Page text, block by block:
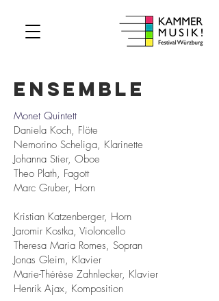
ensemble
Monet Quintett
Daniela Koch, Flöte
Nemorino Scheliga, Klarinette
Johanna Stier, Oboe
Theo Plath, Fagott
Marc Gruber, Horn
Kristian Katzenberger, Horn
Jaromir Kostka, Violoncello
Theresa Maria Romes, Sopran
Jonas Gleim, Klavier
Marie-Thérèse Zahnlecker, Klavier
Henrik Ajax, Komposition